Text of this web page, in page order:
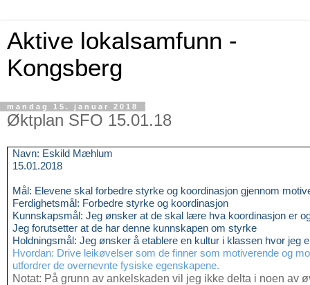
Aktive lokalsamfunn -
Kongsberg
mandag 15. januar 2018
Øktplan SFO 15.01.18
Navn: Eskild Mæhlum
15.01.2018
Mål: Elevene skal forbedre styrke og koordinasjon gjennom
Ferdighetsmål: Forbedre styrke og koordinasjon
Kunnskapsmål: Jeg ønsker at de skal lære hva koordinasjon er
Jeg forutsetter at de har denne kunnskapen om styrke
Holdningsmål: Jeg ønsker å etablere en kultur i klassen hvor jeg
Hvordan: Drive leikøvelser som de finner som motiverende og
utfordrer de overnevnte fysiske egenskapene.
Notat: På grunn av ankelskaden vil jeg ikke delta i noen av